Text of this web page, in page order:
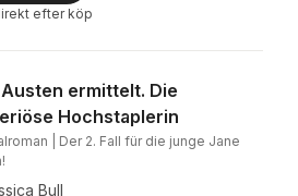
efter köp
ermittelt. Die
Hochstaplerin
| Der 2. Fall für die junge Jane
Bull